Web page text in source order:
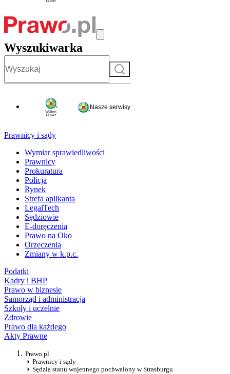
Wyszukiwarka
Szukaj
Nasze serwisy
Prawnicy i sądy
Wymiar sprawiedliwości
Prawnicy
Prokuratura
Policja
Rynek
Strefa aplikanta
LegalTech
Sędziowie
E-doręczenia
Prawo na Oko
Orzeczenia
Zmiany w k.p.c.
Podatki
Kadry i BHP
Prawo w biznesie
Samorząd i administracja
Szkoły i uczelnie
Zdrowie
Prawo dla każdego
Akty Prawne
Prawo.pl
Prawnicy i sądy
Sędzia stanu wojennego pochwalony w Strasburgu